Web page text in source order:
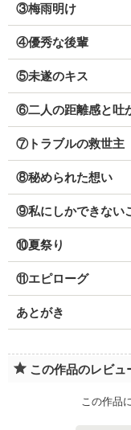
③梅雨明け
④優秀な後輩
⑤未遂のキス
⑥二人の距離感と吐
⑦トラブルの救世主
⑧秘められた想い
⑨私にしかできない
⑩夏祭り
⑪エピローグ
あとがき
この作品のレビュ
この作品